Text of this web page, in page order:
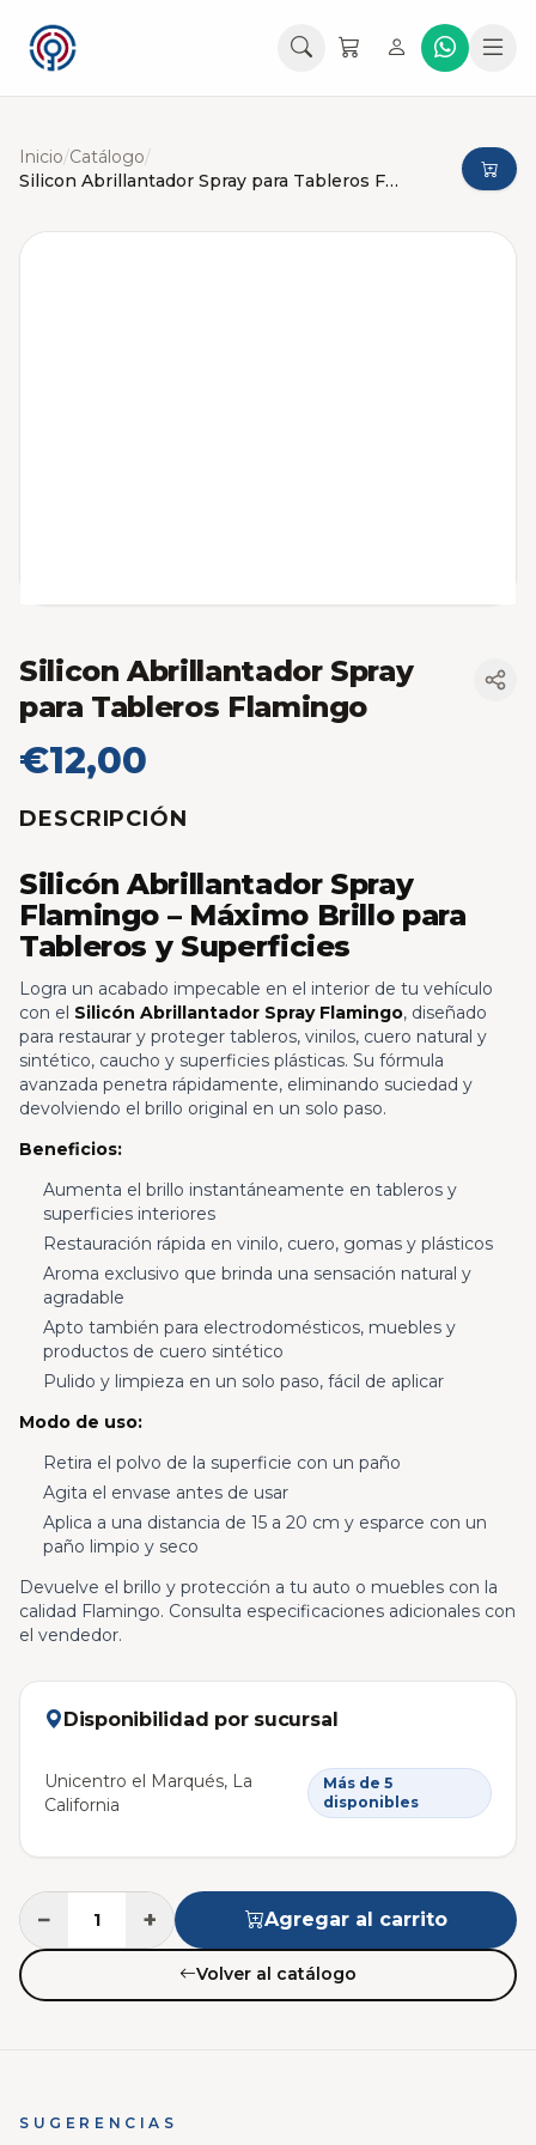
Inicio/Catálogo/
Silicon Abrillantador Spray para Tableros Flamingo
Silicon Abrillantador Spray
para Tableros Flamingo
€12,00
DESCRIPCIÓN
Silicón Abrillantador Spray
Flamingo – Máximo Brillo para
Tableros y Superficies
Logra un acabado impecable en el interior de tu vehículo
con el Silicón Abrillantador Spray Flamingo, diseñado
para restaurar y proteger tableros, vinilos, cuero natural y
sintético, caucho y superficies plásticas. Su fórmula
avanzada penetra rápidamente, eliminando suciedad y
devolviendo el brillo original en un solo paso.
Beneficios:
Aumenta el brillo instantáneamente en tableros y
superficies interiores
Restauración rápida en vinilo, cuero, gomas y plásticos
Aroma exclusivo que brinda una sensación natural y
agradable
Apto también para electrodomésticos, muebles y
productos de cuero sintético
Pulido y limpieza en un solo paso, fácil de aplicar
Modo de uso:
Retira el polvo de la superficie con un paño
Agita el envase antes de usar
Aplica a una distancia de 15 a 20 cm y esparce con un
paño limpio y seco
Devuelve el brillo y protección a tu auto o muebles con la
calidad Flamingo. Consulta especificaciones adicionales con
el vendedor.
Disponibilidad por sucursal
Unicentro el Marqués, La
California
Más de 5
disponibles
− + Agregar al carrito
Volver al catálogo
SUGERENCIAS